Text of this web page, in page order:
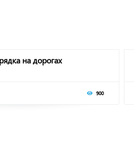
на дорогах
900